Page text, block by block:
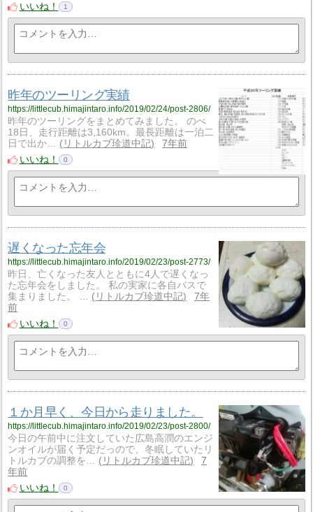
いいね！
1
昨年のツーリング実績
https://littlecub.himajintaro.info/2019/02/24/post-2806/
昨年のツーリングをまとめてみました。 のべ
18日、走行距離は3,160km。最長距離は一泊二
日で出か…
リトルカブ珍道中記
7年前
いいね！
0
遅くなった忘年会
https://littlecub.himajintaro.info/2019/02/23/post-2773/
昨日、亡くなった友人とともに4人で遅くなっ
た忘年会をしました。 私の実家に各自バスで
集まりました。 …
リトルカブ珍道中記
7年
前
いいね！
0
１か月早く、今日から走りました。
https://littlecub.himajintaro.info/2019/02/23/post-2800/
今日の午前中に注文していた広島高潤のエンジ
ンオイルが届く予定だっので、冬眠していたリ
トルカブの調整を…
リトルカブ珍道中記
7
年前
いいね！
0